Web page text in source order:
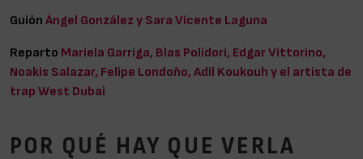
Guión Ángel González y Sara Vicente Laguna
Reparto Mariela Garriga, Blas Polidori, Edgar Vittorino,
Noakis Salazar, Felipe Londoño, Adil Koukouh y el artista de
trap West Dubai
POR QUÉ HAY QUE VERLA